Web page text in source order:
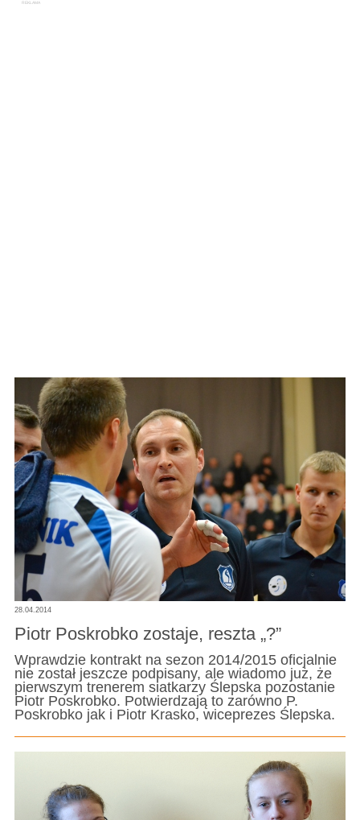
28.04.2014
Piotr Poskrobko zostaje, reszta „?”
Wprawdzie kontrakt na sezon 2014/2015 oficjalnie
nie został jeszcze podpisany, ale wiadomo już, że
pierwszym trenerem siatkarzy Ślepska pozostanie
Piotr Poskrobko. Potwierdzają to zarówno P.
Poskrobko jak i Piotr Krasko, wiceprezes Ślepska.